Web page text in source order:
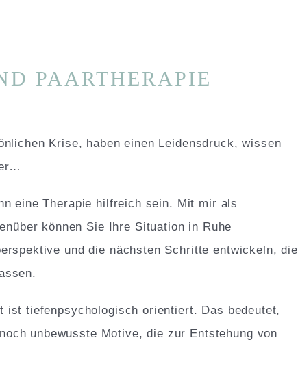
PAARTHERAPIE
Krise, haben einen Leidensdruck, wissen
eine Therapie hilfreich sein. Mit mir als
können Sie Ihre Situation in Ruhe
und die nächsten Schritte entwickeln, die
ist tiefenpsychologisch orientiert. Das bedeutet,
unbewusste Motive, die zur Entstehung von